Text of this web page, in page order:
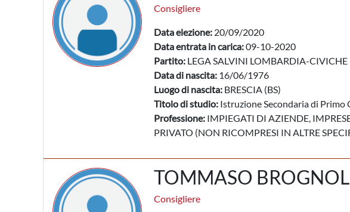
Consigliere
Data elezione: 20/09/2020
Data entrata in carica:09-10-2020
Partito: LEGA SALVINI LOMBARDIA-CIVICHE
Data di nascita: 16/06/1976
Luogo di nascita: BRESCIA (BS)
Titolo di studio: Istruzione Secondaria di Primo
Professione: IMPIEGATI DI AZIENDE,
PRIVATO (NON RICOMPRESI IN ALTRE
TOMMASO
Consigliere